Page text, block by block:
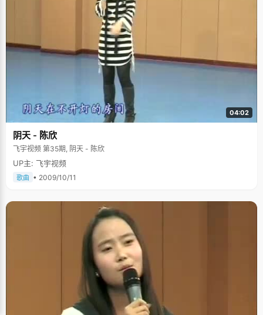
04:02
阴天 - 陈欣
飞宇视频 第35期, 阴天 - 陈欣
UP主: 飞宇视频
歌曲 • 2009/10/11